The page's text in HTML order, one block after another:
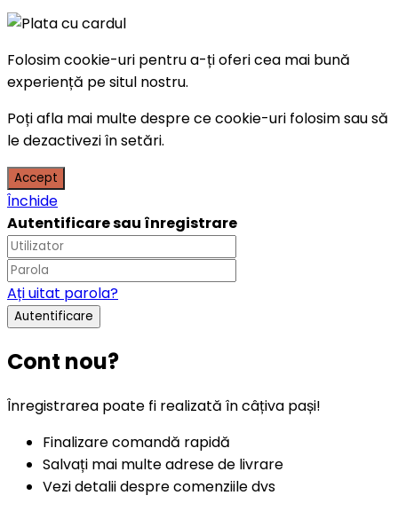
Folosim cookie-uri pentru a-ți oferi cea mai bună
experiență pe situl nostru.
Poți afla mai multe despre ce cookie-uri folosim sau să
le dezactivezi însetări.
Accept
Închide
Autentificare sau înregistrare
Ați uitat parola?
Cont nou?
Înregistrarea poate fi realizată în câțiva pași!
Finalizare comandă rapidă
Salvați mai multe adrese de livrare
Vezi detalii despre comenziile dvs